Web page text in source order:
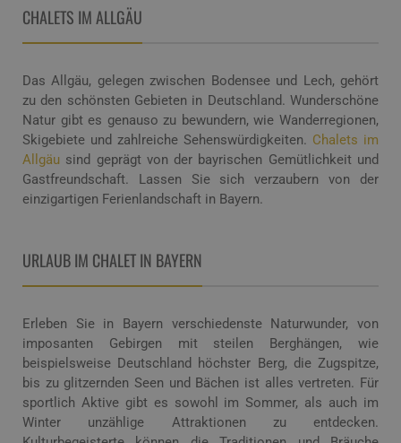
CHALETS IM ALLGÄU
Das Allgäu, gelegen zwischen Bodensee und Lech, gehört
zu den schönsten Gebieten in Deutschland. Wunderschöne
Natur gibt es genauso zu bewundern, wie Wanderregionen,
Skigebiete und zahlreiche Sehenswürdigkeiten. Chalets im
Allgäu sind geprägt von der bayrischen Gemütlichkeit und
Gastfreundschaft. Lassen Sie sich verzaubern von der
einzigartigen Ferienlandschaft in Bayern.
URLAUBIM CHALET IN BAYERN
Erleben Sie in Bayern verschiedenste Naturwunder, von
imposanten Gebirgen mit steilen Berghängen, wie
beispielsweise Deutschland höchster Berg, die Zugspitze,
bis zu glitzernden Seen und Bächen ist alles vertreten. Für
sportlich Aktive gibt es sowohl im Sommer, als auch im
Winter unzählige Attraktionen zu entdecken.